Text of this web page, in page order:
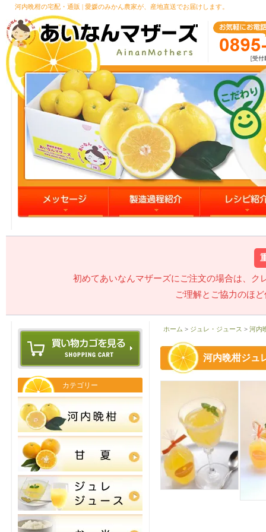
河内晩柑の宅配・通販 | 愛媛のみかん農家が、産地直送でお届けします。
初めてあいなんマザーズにご注文の場合は、ク
ご理解とご協力のほ
カテゴリー
ホーム > ジュレ・ジュース > 河内
河内晩柑ジュ